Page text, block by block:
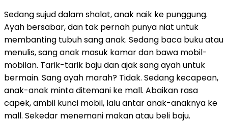
Sedang sujud dalam shalat, anak naik ke punggung.
Ayah bersabar, dan tak pernah punya niat untuk
membanting tubuh sang anak. Sedang baca buku atau
menulis, sang anak masuk kamar dan bawa mobil-
mobilan. Tarik-tarik baju dan ajak sang ayah untuk
bermain. Sang ayah marah? Tidak. Sedang kecapean,
anak-anak minta ditemani ke mall. Abaikan rasa
capek, ambil kunci mobil, lalu antar anak-anaknya ke
mall. Sekedar menemani makan atau beli baju.